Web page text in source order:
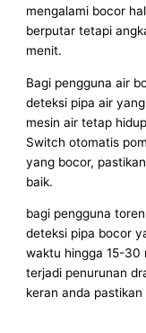
mengalami bocor
berputar tetapi
menit.
Bagi pengguna air
deteksi pipa air
mesin air tetap
Switch otomatis
yang bocor,
baik.
bagi pengguna
deteksi pipa bocor
waktu hingga 15-30
terjadi penurunan
keran anda